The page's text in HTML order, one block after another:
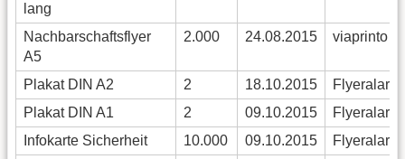
lang
Nachbarschaftsflyer
A5
2.000 24.08.2015 viaprinto
Plakat DIN A2 2 18.10.2015
Flyeralarm
Plakat DIN A1
2 09.10.2015
Flyeralarm
Infokarte Sicherheit
10.000 09.10.2015
Flyeralarm